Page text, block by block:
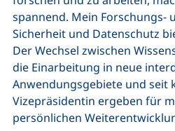
spannend. Mein Forschungs-
Sicherheit und Datenschutz
Der Wechsel zwischen
die Einarbeitung in neue
Anwendungsgebiete und seit
Vizepräsidentin ergeben für
persönlichen